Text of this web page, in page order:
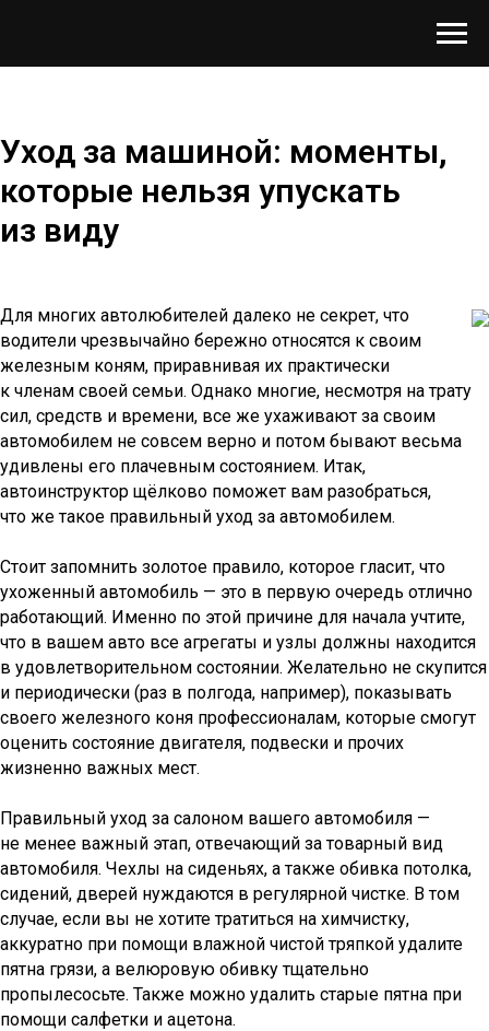
Уход за машиной: моменты,
которые нельзя упускать
из виду
Для многих автолюбителей далеко не секрет, что
водители чрезвычайно бережно относятся к своим
железным коням, приравнивая их практически
к членам своей семьи. Однако многие, несмотря на трату
сил, средств и времени, все же ухаживают за своим
автомобилем не совсем верно и потом бывают весьма
удивлены его плачевным состоянием. Итак,
автоинструктор щёлково поможет вам разобраться,
что же такое правильный уход за автомобилем.
Стоит запомнить золотое правило, которое гласит, что
ухоженный автомобиль — это в первую очередь отлично
работающий. Именно по этой причине для начала учтите,
что в вашем авто все агрегаты и узлы должны находится
в удовлетворительном состоянии. Желательно не скупится
и периодически (раз в полгода, например), показывать
своего железного коня профессионалам, которые смогут
оценить состояние двигателя, подвески и прочих
жизненно важных мест.
Правильный уход за салоном вашего автомобиля —
не менее важный этап, отвечающий за товарный вид
автомобиля. Чехлы на сиденьях, а также обивка потолка,
сидений, дверей нуждаются в регулярной чистке. В том
случае, если вы не хотите тратиться на химчистку,
аккуратно при помощи влажной чистой тряпкой удалите
пятна грязи, а велюровую обивку тщательно
пропылесосьте. Также можно удалить старые пятна при
помощи салфетки и ацетона.